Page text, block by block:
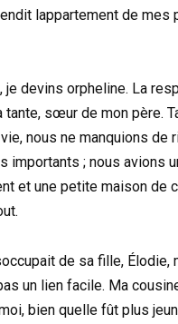
lappartement de mes
je devins orpheline. La
tante, sœur de mon père.
nous ne manquions de
importants ; nous avions
et une petite maison de
de sa fille, Élodie,
un lien facile. Ma
bien quelle fût plus